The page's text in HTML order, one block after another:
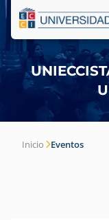
Inicio Eventos